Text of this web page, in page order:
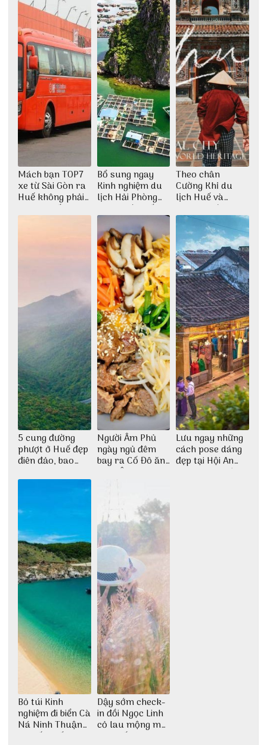
Mách bạn TOP7
xe từ Sài Gòn ra
Huế không phải
ai cũng biết
Bổ sung ngay
Kinh nghiệm du
lịch Hải Phòng
2022 mới nhất
Theo chân
Cường Khỉ du
lịch Huế và
check-in đúng
những góc chụp
đẹp
5 cung đường
phượt ở Huế đẹp
điên đảo, bao
dịch
Người Âm Phủ
ngày ngủ đêm
bay ra Cố Đô ăn
Cơm Âm Phủ
Lưu ngay những
cách pose dáng
đẹp tại Hội An
cho dân nghiện
Bỏ túi Kinh
nghiệm đi biển Cà
Ná Ninh Thuận
chi tiết nhất
Dậy sớm check-
in đồi Ngọc Linh
cỏ lau mộng mơ
tại Huế nè bạn